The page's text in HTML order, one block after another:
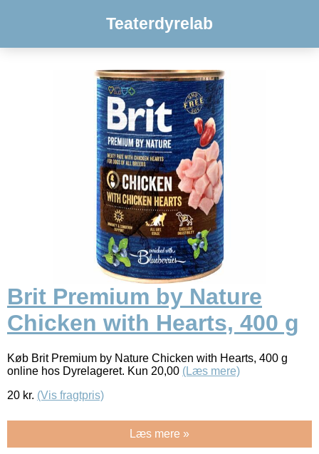
Teaterdyrelab
Brit Premium by Nature
Chicken with Hearts, 400 g
Køb Brit Premium by Nature Chicken with Hearts, 400 g
online hos Dyrelageret. Kun 20,00 (Læs mere)
20 kr. (Vis fragtpris)
Læs mere »